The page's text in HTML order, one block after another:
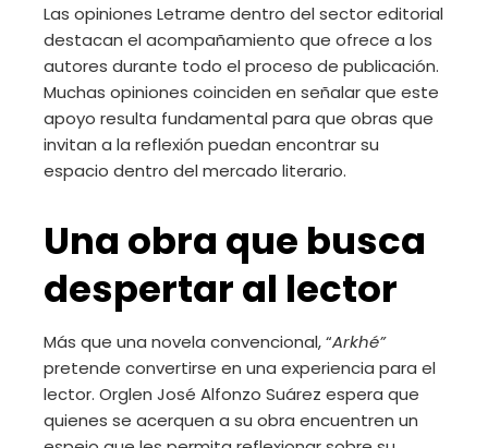
Las opiniones Letrame dentro del sector editorial
destacan el acompañamiento que ofrece a los
autores durante todo el proceso de publicación.
Muchas opiniones coinciden en señalar que este
apoyo resulta fundamental para que obras que
invitan a la reflexión puedan encontrar su
espacio dentro del mercado literario.
Una obra que busca
despertar al lector
Más que una novela convencional, “Arkhé”
pretende convertirse en una experiencia para el
lector. Orglen José Alfonzo Suárez espera que
quienes se acerquen a su obra encuentren un